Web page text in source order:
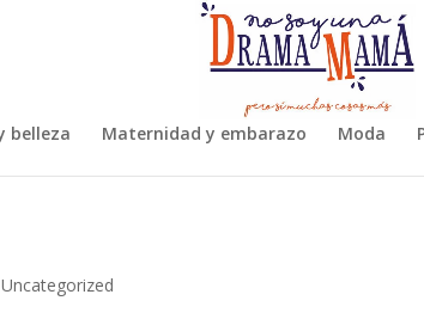
belleza Maternidad y embarazo Moda
Uncategorized